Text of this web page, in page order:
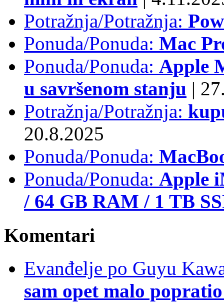
Potražnja/Potražnja:
Ponuda/Ponuda: Mac
Ponuda/Ponuda: Apple
u savršenom stanju |
Potražnja/Potražnja:
20.8.2025
Ponuda/Ponuda:
Ponuda/Ponuda: Apple
/ 64 GB RAM / 1 TB
Komentari
Evanđelje po Guyu
sam opet malo